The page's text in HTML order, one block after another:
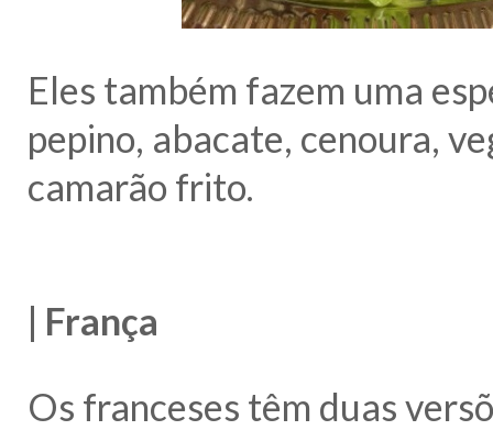
Eles também fazem uma
pepino, abacate, cenoura,
camarão frito.
| França
Os franceses têm duas